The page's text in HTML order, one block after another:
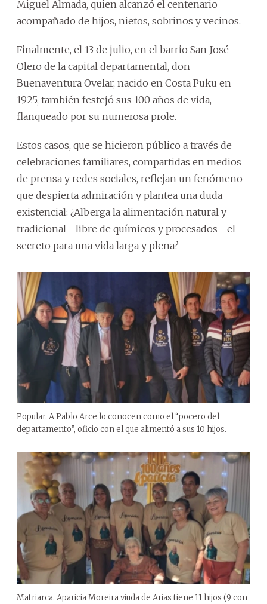
Miguel Almada, quien alcanzó el centenario
acompañado de hijos, nietos, sobrinos y vecinos.
Finalmente, el 13 de julio, en el barrio San José
Olero de la capital departamental, don
Buenaventura Ovelar, nacido en Costa Puku en
1925, también festejó sus 100 años de vida,
flanqueado por su numerosa prole.
Estos casos, que se hicieron público a través de
celebraciones familiares, compartidas en medios
de prensa y redes sociales, reflejan un fenómeno
que despierta admiración y plantea una duda
existencial: ¿Alberga la alimentación natural y
tradicional –libre de químicos y procesados– el
secreto para una vida larga y plena?
Popular. A Pablo Arce lo conocen como el “pocero del
departamento”, oficio con el que alimentó a sus 10 hijos.
Matriarca. Aparicia Moreira viuda de Arias tiene 11 hijos (9 con